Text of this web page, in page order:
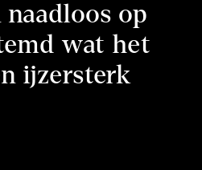
op
wat het
ijzersterk